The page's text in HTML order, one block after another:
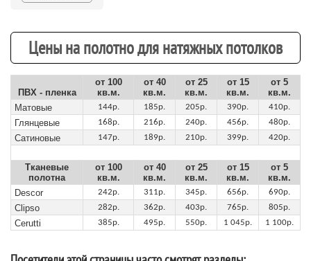
Цены на полотно для натяжных потолков
ПВХ - пленка
от 100
кв.м.
от 40
кв.м.
от 25
кв.м.
от 15
кв.м.
от 5
кв.м.
Матовые
144р. 185р. 205р. 390р. 410р.
Глянцевые 168р. 216р. 240р. 456р. 480р.
Сатиновые 147р. 189р. 210р. 399р. 420р.
Тканевые
полотна
от 100
кв.м.
от 40
кв.м.
от 25
кв.м.
от 15
кв.м.
от 5
кв.м.
Descor
242р. 311р. 345р. 656р. 690р.
Clipso 282р. 362р. 403р. 765р. 805р.
Cerutti 385р. 495р. 550р. 1 045р. 1 100р.